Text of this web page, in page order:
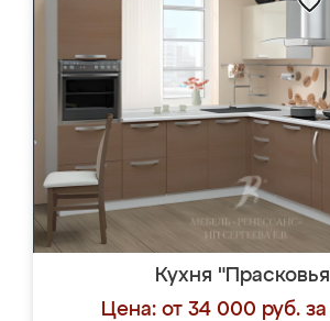
Кухня
Цена: от 34 000 руб.